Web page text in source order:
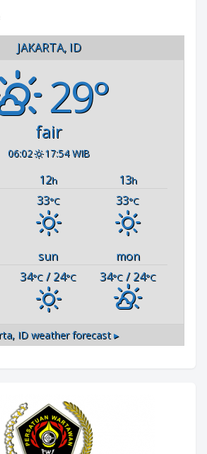
JAKARTA, ID
29°
fair
06:02 17:54 WIB
12h 13h
33°C 33°C
sun
mon
34°C / 24°C 34°C/ 24°C
IDweather forecast ▸